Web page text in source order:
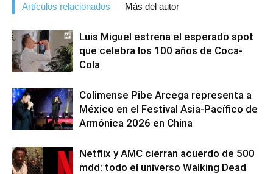
Artículos relacionados Más del autor
Luis Miguel estrena el esperado spot
que celebra los 100 años de Coca-
Cola
Colimense Pibe Arcega representa a
México en el Festival Asia-Pacífico de
Armónica 2026 en China
Netflix y AMC cierran acuerdo de 500
mdd: todo el universo Walking Dead